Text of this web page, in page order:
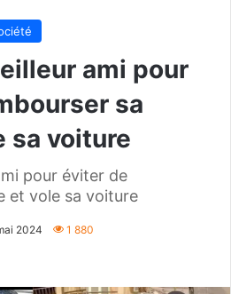
ami pour
sa
sa voiture
pour éviter de
et vole sa voiture
2024 1 880